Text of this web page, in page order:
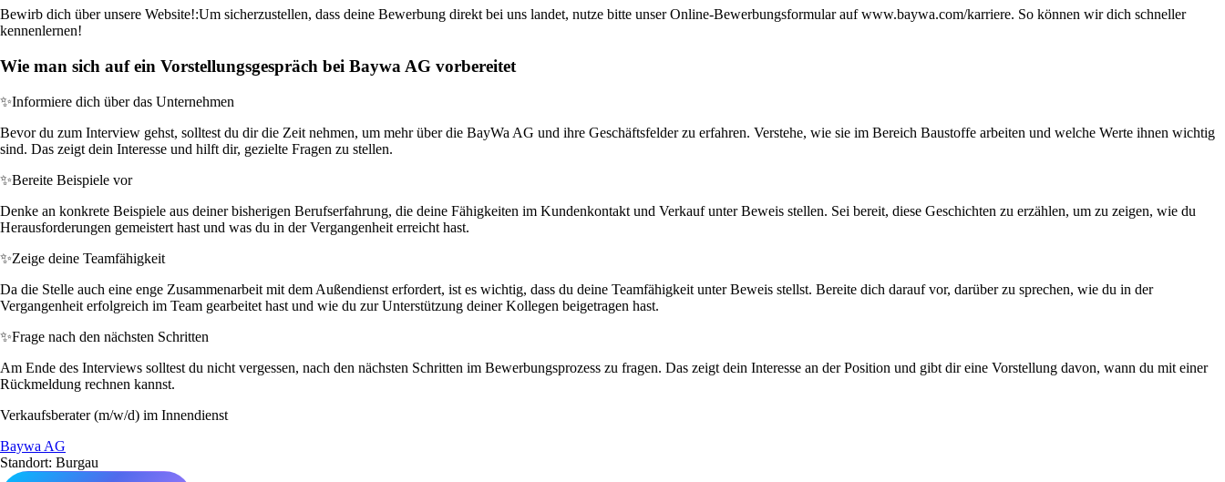
Bewirb dich über unsere Website!:Um sicherzustellen, dass deine Bewerbung direkt bei uns landet, nutze bitte unser Online-Bewerbungsformular auf www.baywa.com/karriere. So können wir dich schneller
kennenlernen!
Wie man sich auf ein Vorstellungsgespräch bei Baywa AG vorbereitet
✨Informiere dich über das Unternehmen
Bevor du zum Interview gehst, solltest du dir die Zeit nehmen, um mehr über die BayWa AG und ihre Geschäftsfelder zu erfahren. Verstehe, wie sie im Bereich Baustoffe arbeiten und welche Werte ihnen wichtig
sind. Das zeigt dein Interesse und hilft dir, gezielte Fragen zu stellen.
✨Bereite Beispiele vor
Denke an konkrete Beispiele aus deiner bisherigen Berufserfahrung, die deine Fähigkeiten im Kundenkontakt und Verkauf unter Beweis stellen. Sei bereit, diese Geschichten zu erzählen, um zu zeigen, wie du
Herausforderungen gemeistert hast und was du in der Vergangenheit erreicht hast.
✨Zeige deine Teamfähigkeit
Da die Stelle auch eine enge Zusammenarbeit mit dem Außendienst erfordert, ist es wichtig, dass du deine Teamfähigkeit unter Beweis stellst. Bereite dich darauf vor, darüber zu sprechen, wie du in der
Vergangenheit erfolgreich im Team gearbeitet hast und wie du zur Unterstützung deiner Kollegen beigetragen hast.
✨Frage nach den nächsten Schritten
Am Ende des Interviews solltest du nicht vergessen, nach den nächsten Schritten im Bewerbungsprozess zu fragen. Das zeigt dein Interesse an der Position und gibt dir eine Vorstellung davon, wann du mit einer
Rückmeldung rechnen kannst.
Verkaufsberater (m/w/d) im Innendienst
Baywa AG
Standort: Burgau